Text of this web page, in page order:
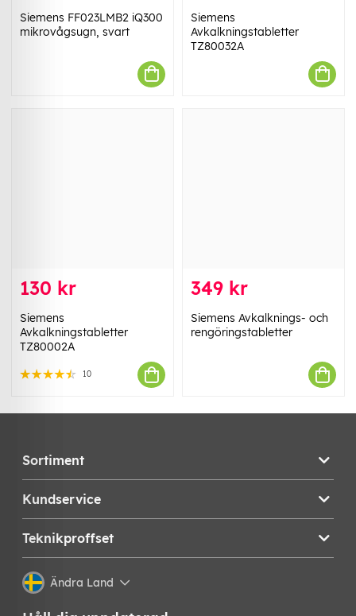
Siemens FF023LMB2 iQ300
mikrovågsugn, svart
Siemens
Avkalkningstabletter
TZ80032A
130 kr
Siemens
Avkalkningstabletter
TZ80002A
10
349 kr
Siemens Avkalknings- och
rengöringstabletter
Sortiment
Kundservice
Teknikproffset
Ändra Land